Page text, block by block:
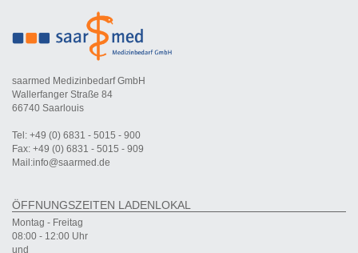
saarmed Medizinbedarf GmbH
Wallerfanger Straße 84
66740 Saarlouis
Tel: +49 (0) 6831 - 5015 - 900
Fax: +49 (0) 6831 - 5015 - 909
Mail:info@saarmed.de
ÖFFNUNGSZEITEN LADENLOKAL
Montag - Freitag
08:00 - 12:00 Uhr
und